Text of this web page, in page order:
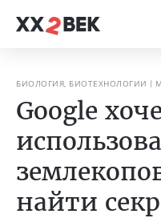
БИОЛОГИЯ, БИОТЕХНОЛОГИИ
Google
найти